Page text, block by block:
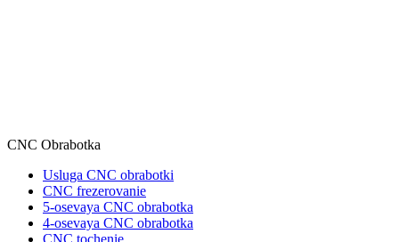
CNC Obrabotka
Usluga CNC obrabotki
CNC frezerovanie
5-osevaya CNC obrabotka
4-osevaya CNC obrabotka
CNC tochenie